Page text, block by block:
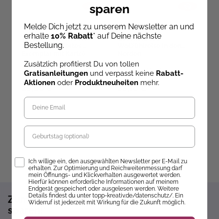
Wollfühlreise in den
Norden (Signiertes
Ab dem 22.10.26
versandbereit
Geschenkset
Ab dem 22.10.26
versandbereit
Zum Newsletter anmelden und 10%
sparen!*
sparen
Melde Dich jetzt zu unserem Newsletter an und
erhalte 10% Rabatt* auf Deine nächste
Bestellung.
Zusätzlich profitierst Du von tollen
Gratisanleitungen und verpasst keine Rabatt-
Aktionen oder Produktneuheiten mehr.
Geburtstag
Opt-InIch willige ein, den ausgewählten Newsletter per E-Mail zu
erhalten. Zur Optimierung und Reichweitenmessung darf
mein Öffnungs- und Klickverhalten ausgewertet werden.
Hierfür können erforderliche Informationen auf meinem
Endgerät gespeichert oder ausgelesen werden. Weitere
Details findest du unter topp-kreativ.de/datenschutz/. Ein
Widerruf ist jederzeit mit Wirkung für die Zukunft möglich.